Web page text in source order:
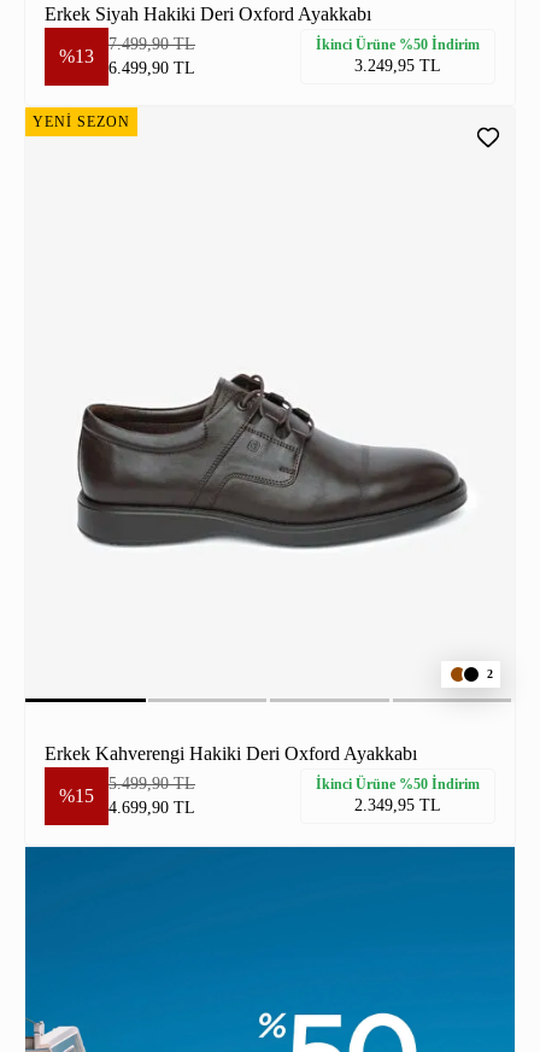
Erkek Siyah Hakiki Deri Oxford Ayakkabı
%13
7.499,90 TL
6.499,90 TL
İkinci Ürüne %50 İndirim
3.249,95 TL
YENİ SEZON
2
Erkek Kahverengi Hakiki Deri Oxford Ayakkabı
%15
5.499,90 TL
4.699,90 TL
İkinci Ürüne %50 İndirim
2.349,95 TL